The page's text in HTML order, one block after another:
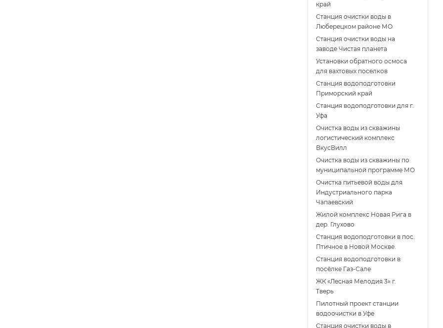
край
Станция очистки воды в
Люберецком районе МО
Станция очистки воды на
заводе Чистая планета
Установки обратного осмоса
для вахтовых поселков
Станция водоподготовки
Приморский край
Станция водоподготовки для г.
Уфа
Очистка воды из скважины
логистический комплекс
ВкусВилл
Очистка воды из скважины по
муниципальной программе МО
Очистка питьевой воды для
Индустриального парка
Чапаевский
Жилой комплекс Новая Рига в
дер. Глухово
Станция водоподготовки в пос.
Птичное в Новой Москве.
Станция водоподготовки в
поcёлке Газ-Сале
ЖК «Лесная Мелодия 3» г.
Тверь
Пилотный проект станции
водоочистки в Уфе
Станция очистки воды в